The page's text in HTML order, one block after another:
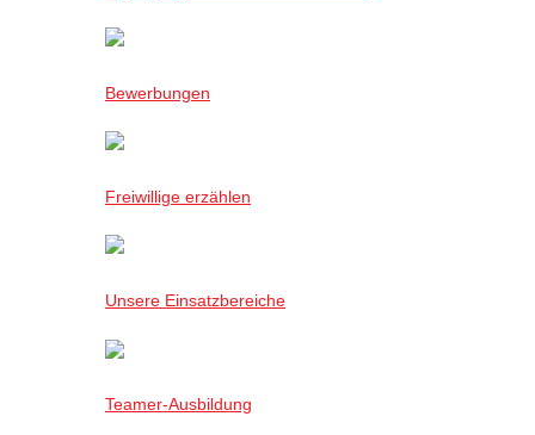
Bewerbungen
Freiwillige erzählen
Unsere Einsatzbereiche
Teamer-Ausbildung